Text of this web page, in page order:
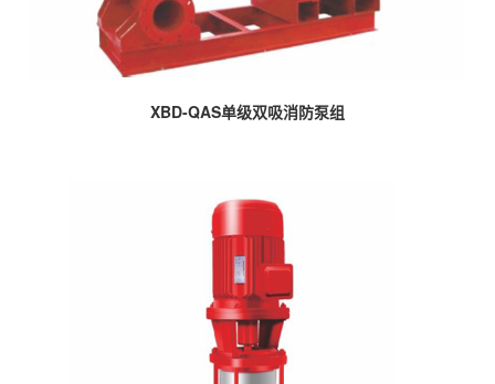
XBD-QAS单级双吸消防泵组